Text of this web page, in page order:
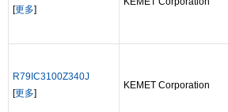
[更多]
R79IC3100Z340J
[更多]
KEMET Corporation